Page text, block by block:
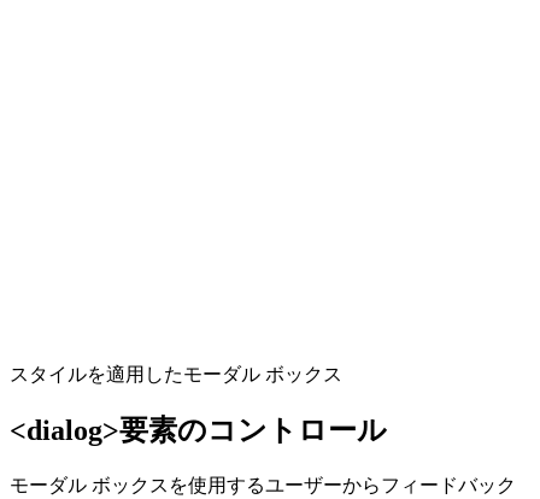
スタイルを適用したモーダル ボックス
<dialog>要素のコントロール
モーダル ボックスを使用するユーザーからフィードバック